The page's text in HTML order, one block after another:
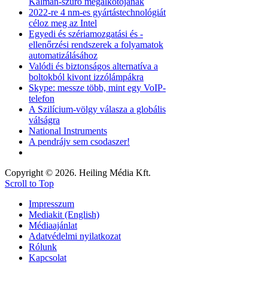
2022-re 4 nm-es gyártástechnológiát
céloz meg az Intel
Egyedi és szériamozgatási és -
ellenőrzési rendszerek a folyamatok
automatizálásához
Valódi és biztonságos alternatíva a
boltokból kivont izzólámpákra
Skype: messze több, mint egy VoIP-
telefon
A Szilícium-völgy válasza a globális
válságra
National Instruments
A pendrájv sem csodaszer!
Copyright © 2026. Heiling Média Kft.
Scroll to Top
Impresszum
Mediakit (English)
Médiaajánlat
Adatvédelmi nyilatkozat
Rólunk
Kapcsolat